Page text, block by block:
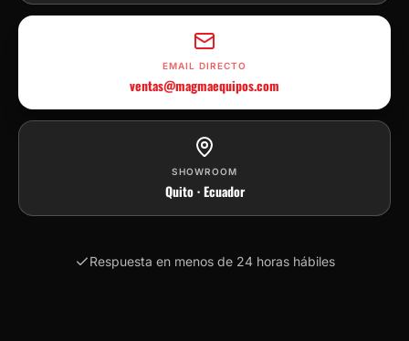
EMAIL DIRECTO
ventas@magmaequipos.com
SHOWROOM
Quito · Ecuador
Respuesta en menos de 24 horas hábiles